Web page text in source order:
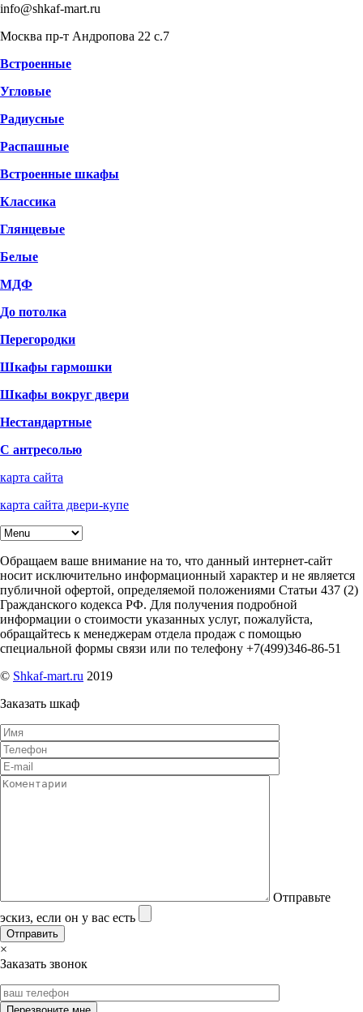
info@shkaf-mart.ru
Москва пр-т Андропова 22 с.7
Встроенные
Угловые
Радиусные
Распашные
Встроенные шкафы
Классика
Глянцевые
Белые
МДФ
До потолка
Перегородки
Шкафы гармошки
Шкафы вокруг двери
Нестандартные
С антресолью
карта сайта
карта сайта двери-купе
Обращаем ваше внимание на то, что данный интернет-сайт
носит исключительно информационный характер и не является
публичной офертой, определяемой положениями Статьи 437 (2)
Гражданского кодекса РФ. Для получения подробной
информации о стоимости указанных услуг, пожалуйста,
обращайтесь к менеджерам отдела продаж с помощью
специальной формы связи или по телефону +7(499)346-86-51
© Shkaf-mart.ru 2019
Заказать шкаф
Отправьте
эскиз, если он у вас есть
×
Заказать звонок